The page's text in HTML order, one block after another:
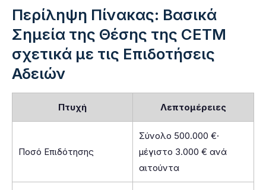
Περίληψη Πίνακας: Βασικά
Σημεία της Θέσης της CETM
σχετικά με τις Επιδοτήσεις
Αδειών
Πτυχή Λεπτομέρειες
Ποσό Επιδότησης
Σύνολο 500.000 €·
μέγιστο 3.000 € ανά
αιτούντα